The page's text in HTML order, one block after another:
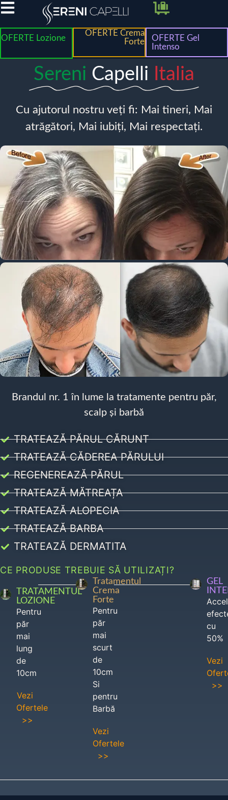
OFERTE Lozione
OFERTE Crema
Forte
OFERTE Gel
Intenso
Sereni Capelli Italia
Cu ajutorul nostru veți fi: Mai tineri, Mai
atrăgători, Mai iubiți, Mai respectați.
Brandul nr. 1 în lume la tratamente pentru păr,
scalp și barbă
TRATEAZĂ PĂRUL CĂRUNT
TRATEAZĂ CĂDEREA PĂRULUI
REGENEREAZĂ PĂRUL
TRATEAZĂ MĂTREAȚA
TRATEAZĂ ALOPECIA
TRATEAZĂ BARBA
TRATEAZĂ DERMATITA
CE PRODUSE TREBUIE SĂ UTILIZAȚI?
TRATAMENTUL
LOZIONE
Pentru
păr
mai
lung
de
10cm
Vezi
Ofertele
>>
Tratamentul
Crema
Forte
Pentru
păr
mai
scurt
de
10cm
Si
pentru
Barbă
Vezi
Ofertele
>>
GEL
cu
50%
Vezi
>>